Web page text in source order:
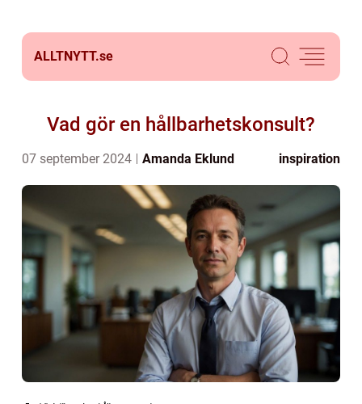
ALLTNYTT.se
Vad gör en hållbarhetskonsult?
07 september 2024 Amanda Eklund inspiration